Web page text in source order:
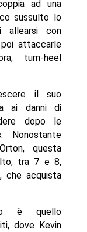
ad una
sussulto lo
allearsi con
poi attaccarle
turn-heel
il suo
ai danni di
dopo le
Nonostante
questa
tra 7 e 8,
che acquista
è quello
dove Kevin